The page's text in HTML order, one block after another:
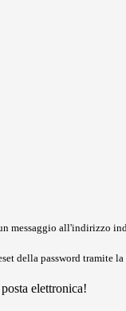
messaggio all'indirizzo
della password tramite la
elettronica!